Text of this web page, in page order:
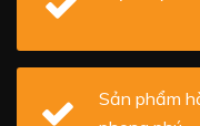
Sản phẩm